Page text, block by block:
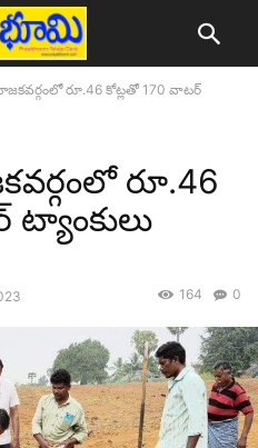
రూ.46 కోట్లతో 170 వాటర్
రూ.46
0
164